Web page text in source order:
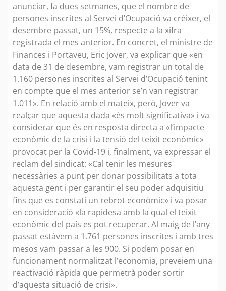
anunciar, fa dues setmanes, que el nombre de
persones inscrites al Servei d’Ocupació va créixer, el
desembre passat, un 15%, respecte a la xifra
registrada el mes anterior. En concret, el ministre de
Finances i Portaveu, Eric Jover, va explicar que «en
data de 31 de desembre, vam registrar un total de
1.160 persones inscrites al Servei d’Ocupació tenint
en compte que el mes anterior se’n van registrar
1.011». En relació amb el mateix, però, Jover va
realçar que aquesta dada «és molt significativa» i va
considerar que és en resposta directa a «l’impacte
econòmic de la crisi i la tensió del teixit econòmic»
provocat per la Covid-19 i, finalment, va expressar el
reclam del sindicat: «Cal tenir les mesures
necessàries a punt per donar possibilitats a tota
aquesta gent i per garantir el seu poder adquisitiu
fins que es constati un rebrot econòmic» i va posar
en consideració «la rapidesa amb la qual el teixit
econòmic del país es pot recuperar. Al maig de l’any
passat estàvem a 1.761 persones inscrites i amb tres
mesos vam passar a les 900. Si podem posar en
funcionament normalitzat l’economia, preveiem una
reactivació ràpida que permetrà poder sortir
d’aquesta situació de crisi».